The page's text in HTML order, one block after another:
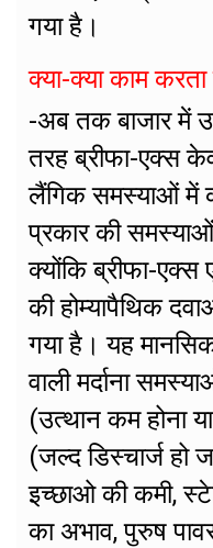
गया है।
क्या-क्या काम
-अब तक बाजार में
तरह ब्रीफा-एक्स
लैंगिक समस्याओं में
प्रकार की
क्योंकि ब्रीफा-
की होम्यापैथिक
गया है। यह
वाली मर्दाना
(उत्थान कम होना
(जल्द डिस्चार्ज हो
इच्छाओ की कमी,
का अभाव, पुरुष